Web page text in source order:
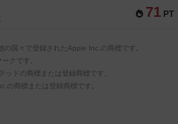
71 PT
国々で登録されたApple Inc.の商標です。
クです。
ドの商標または登録商標です。
の商標または登録商標です。